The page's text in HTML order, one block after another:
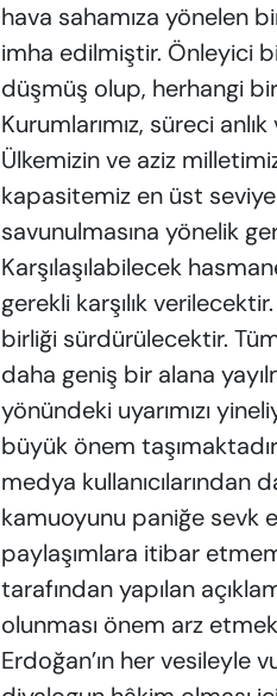
hava sahamıza yönelen
imha edilmiştir. Önleyici
düşmüş olup, herhangi
Kurumlarımız, süreci
Ülkemizin ve aziz
kapasitemiz en üst
savunulmasına yönelik
Karşılaşılabilecek
gerekli karşılık
birliği sürdürülecektir.
daha geniş bir alana
yönündeki uyarımızı
büyük önem
medya
kamuoyunu paniğe sevk
paylaşımlara itibar
tarafından yapılan
olunması önem arz
Erdoğan’ın her vesileyle